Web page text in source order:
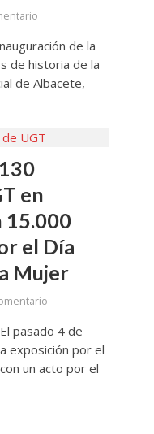
de la
de historia de la
de Albacete,
en
15.000
el Día
Mujer
pasado 4 de
exposición por el
un acto por el